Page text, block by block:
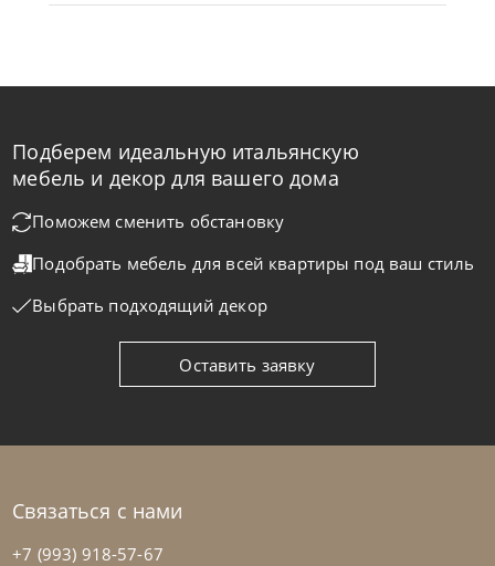
-40% до 08.31
Nicolettihome
Диван Monnalisa
На заказ 45-90 дн +2 в наличии
+280 +100
Подберем идеальную итальянскую
мебель и декор для вашего дома
Поможем сменить обстановку
Подобрать мебель для всей квартиры под ваш стиль
Выбрать подходящий декор
Оставить заявку
Связаться с нами
+7 (993) 918-57-67